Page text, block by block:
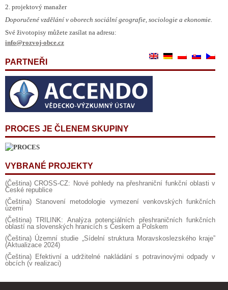
2. projektový manažer
Doporučené vzdělání v oborech sociální geografie, sociologie a ekonomie.
Své životopisy můžete zasílat na adresu:
info@rozvoj-obce.cz
PARTNEŘI
PROCES JE ČLENEM SKUPINY
VYBRANÉ PROJEKTY
(Čeština) CROSS-CZ: Nové pohledy na přeshraniční funkční oblasti v
České republice
(Čeština) Stanovení metodologie vymezení venkovských funkčních
území
(Čeština) TRILINK: Analýza potenciálních přeshraničních funkčních
oblastí na slovenských hranicích s Českem a Polskem
(Čeština) Územní studie „Sídelní struktura Moravskoslezského kraje”
(Aktualizace 2024)
(Čeština) Efektivní a udržitelné nakládání s potravinovými odpady v
obcích (v realizaci)